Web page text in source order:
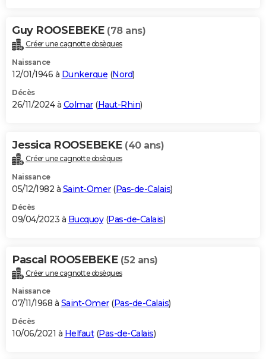
Bricolage
Lifestyle
Culture
Sport
Auto
Television
Voyage
Cinema
Guy ROOSEBEKE (78 ans)
Créer une cagnotte obsèques
Naissance
12/01/1946 à Dunkerque (Nord)
Décès
26/11/2024 à Colmar(Haut-Rhin)
Jessica ROOSEBEKE (40 ans)
Créer une cagnotte obsèques
Naissance
05/12/1982 à Saint-Omer(Pas-de-Calais)
Décès
09/04/2023 à Bucquoy(Pas-de-Calais)
Pascal ROOSEBEKE (52 ans)
Créer une cagnotte obsèques
Naissance
07/11/1968 à Saint-Omer(Pas-de-Calais)
Décès
10/06/2021 à Helfaut(Pas-de-Calais)